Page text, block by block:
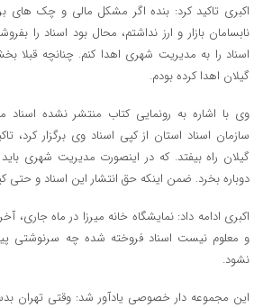
اکبری تاکید کرد: بنده اگر مشکل مالی و چک های
نابسامان بازار و ارز نداشتم، محال بود اسناد را
اسناد را به مدیریت شهری اهدا کنم. چنانچه قبلا
گیلان اهدا کرده بودم.
وی با اشاره به رونمایی کتاب منتشر نشده
سازمان اسناد استان از کپی اسناد وی برگزار کرد،
گیلان راه بیفتد. که در اینصورت مدیریت شهری باید
دوباره بخرد. ضمن اینکه حق انتشار این اسناد و
اکبری ادامه داد: نمایشگاه خانه میرزا در ماه جاری،
و معلوم نیست اسناد فروخته شده چه سرنوشتی
نشود.
این مجموعه دار خصوصی یادآور شد: وقتی تهران